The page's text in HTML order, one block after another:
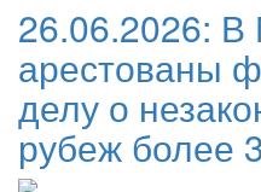
26.06.2026: В
арестованы
делу о
рубеж более